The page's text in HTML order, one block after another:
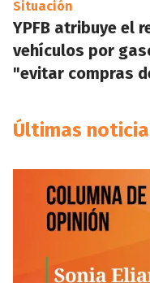
Situación
YPFB atribuye el
vehículos por
"evitar compras
Últimas